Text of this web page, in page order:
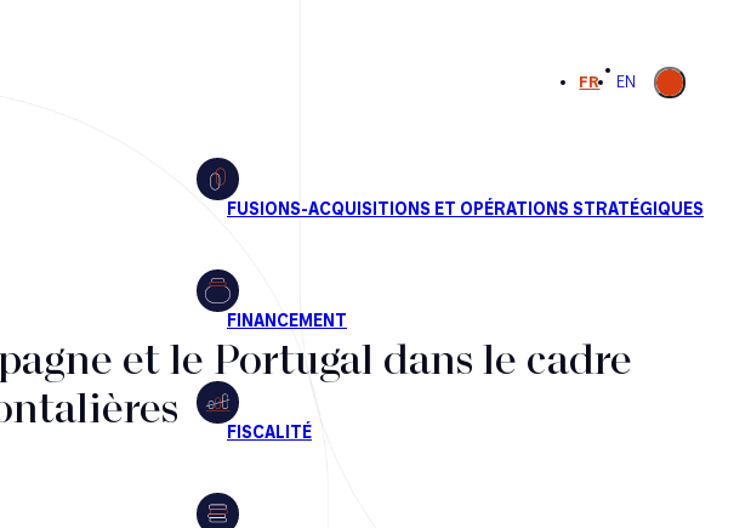
FR EN
Ouvrir la
recherche
et le Portugal dans le cadre